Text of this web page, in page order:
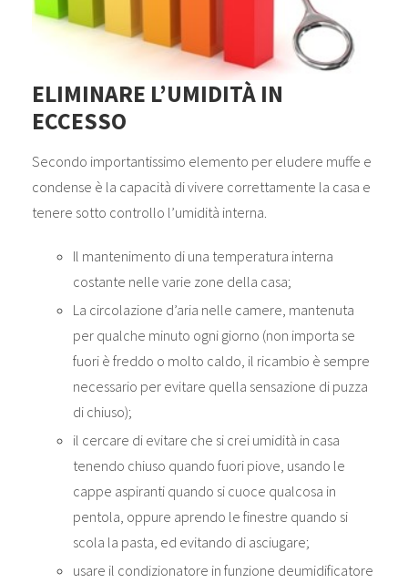
ELIMINARE L’UMIDITÀ IN
ECCESSO
Secondo importantissimo elemento per eludere muffe e
condense è la capacità di vivere correttamente la casa e
tenere sotto controllo l’umidità interna.
Il mantenimento di una temperatura interna
costante nelle varie zone della casa;
La circolazione d’aria nelle camere, mantenuta
per qualche minuto ogni giorno (non importa se
fuori è freddo o molto caldo, il ricambio è sempre
necessario per evitare quella sensazione di puzza
di chiuso);
il cercare di evitare che si crei umidità in casa
tenendo chiuso quando fuori piove, usando le
cappe aspiranti quando si cuoce qualcosa in
pentola, oppure aprendo le finestre quando si
scola la pasta, ed evitando di asciugare;
usare il condizionatore in funzione deumidificatore